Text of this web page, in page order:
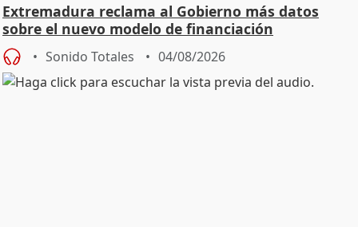
Extremadura reclama al Gobierno más datos
sobre el nuevo modelo de financiación
Sonido Totales 04/08/2026